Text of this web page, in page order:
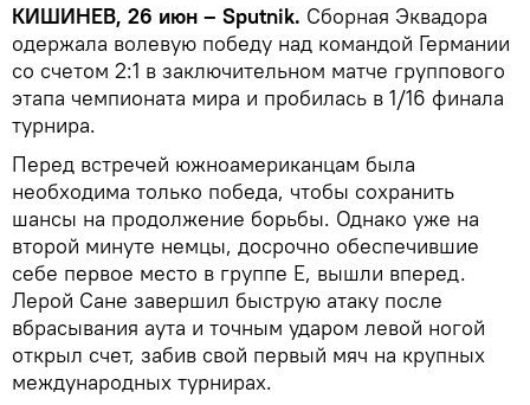
КИШИНЕВ, 26 июн – Sputnik. Сборная Эквадора
одержала волевую победу над командой Германии
со счетом 2:1 в заключительном матче группового
этапа чемпионата мира и пробилась в 1/16 финала
турнира.
Перед встречей южноамериканцам была
необходима только победа, чтобы сохранить
шансы на продолжение борьбы. Однако уже на
второй минуте немцы, досрочно обеспечившие
себе первое место в группе E, вышли вперед.
Лерой Сане завершил быструю атаку после
вбрасывания аута и точным ударом левой ногой
открыл счет, забив свой первый мяч на крупных
международных турнирах.